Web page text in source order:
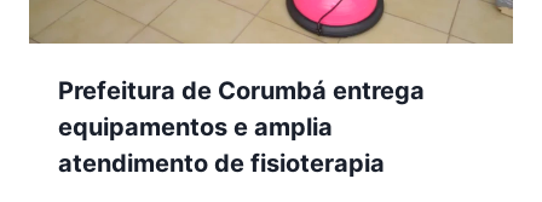
Prefeitura de Corumbá entrega
equipamentos e amplia
atendimento de fisioterapia